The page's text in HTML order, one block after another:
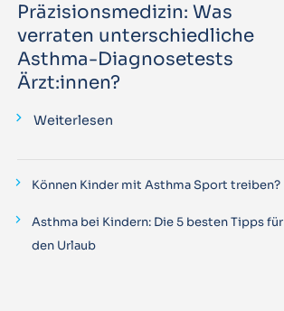
Präzisionsmedizin: Was
verraten unterschiedliche
Asthma-Diagnosetests
Ärzt:innen?
Weiterlesen
Können Kinder mit Asthma Sport treiben?
Asthma bei Kindern: Die 5 besten Tipps für
den Urlaub